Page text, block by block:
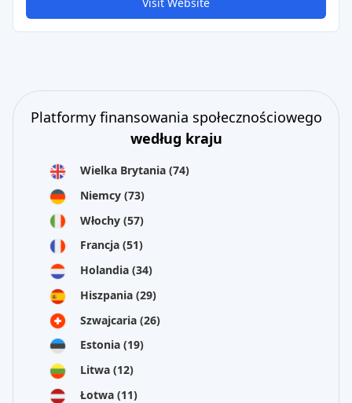
Platformy finansowania społecznościowego
według kraju
Wielka Brytania (74)
Niemcy (73)
Włochy (57)
Francja (51)
Holandia (34)
Hiszpania (29)
Szwajcaria (26)
Estonia (19)
Litwa (12)
Łotwa (11)